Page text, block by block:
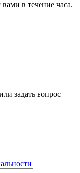
в течение часа.
задать вопрос